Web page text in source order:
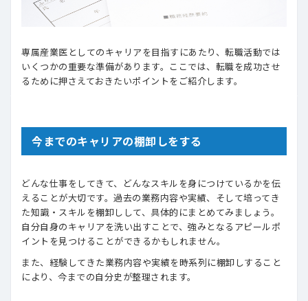
専属産業医としてのキャリアを目指すにあたり、転職活動では
いくつかの重要な準備があります。ここでは、転職を成功させ
るために押さえておきたいポイントをご紹介します。
今までのキャリアの棚卸しをする
どんな仕事をしてきて、どんなスキルを身につけているかを伝
えることが大切です。過去の業務内容や実績、そして培ってき
た知識・スキルを棚卸しして、具体的にまとめてみましょう。
自分自身のキャリアを洗い出すことで、強みとなるアピールポ
イントを見つけることができるかもしれません。
また、経験してきた業務内容や実績を時系列に棚卸しすること
により、今までの自分史が整理されます。